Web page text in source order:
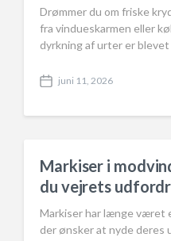
Drømmer du om friske
fra vindueskarmen eller
dyrkning af urter er
P
s
a
t
e
juni 11, 2026
Markiser i
du vejrets
Markiser har længe været
der ønsker at nyde deres